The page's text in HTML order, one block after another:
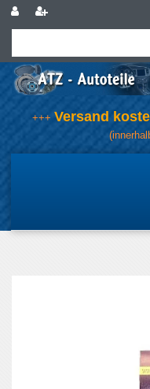
+++ Versand